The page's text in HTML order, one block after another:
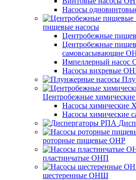
Насосы
пищевые насосы
Центробежные
Центробежные
самовсасывающие
Импеллерный
Насосы вихревые
Центробежные
Насосы химические
Насосы химические
роторные пищевые ОНР
пластинчатые ОНП
шестеренные ОНШ